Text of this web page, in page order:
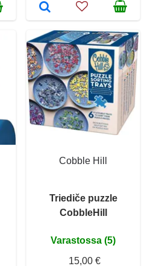
Cobble Hill
Triediče puzzle
CobbleHill
Varastossa (5)
15,00 €